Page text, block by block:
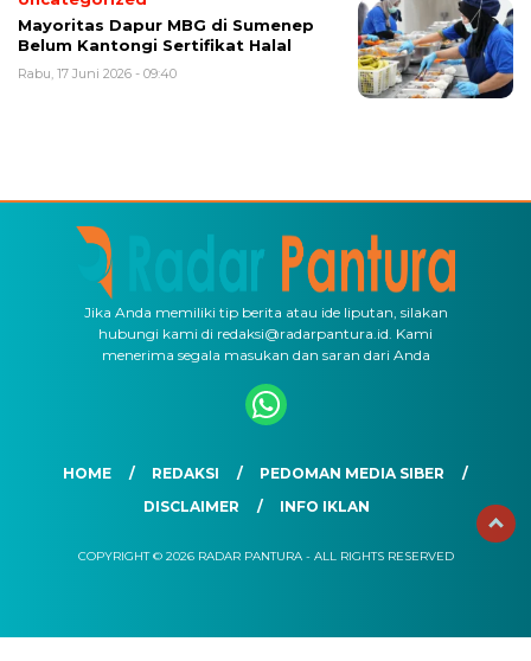
Mayoritas Dapur MBG di Sumenep
Belum Kantongi Sertifikat Halal
Rabu, 17 Juni 2026 - 09:40
Jika Anda memiliki tip berita atau ide liputan, silakan
hubungi kami di redaksi@radarpantura.id. Kami
menerima segala masukan dan saran dari Anda
HOME REDAKSI
PEDOMAN MEDIA SIBER
DISCLAIMER
INFO IKLAN
COPYRIGHT © 2026 RADAR PANTURA - ALL RIGHTS RESERVED